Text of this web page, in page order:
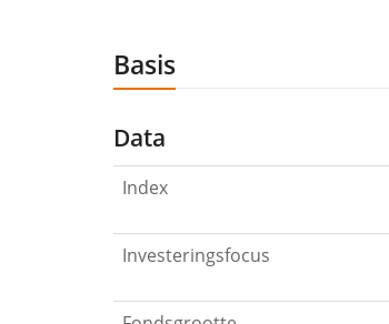
Basis
Data
Index
Investeringsfocus